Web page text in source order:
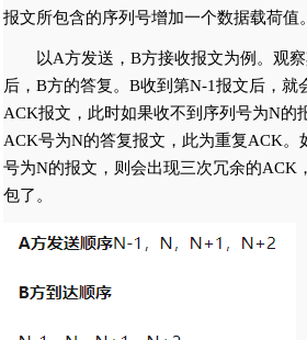
报文所包含的序列号增加一个数据载荷值。
以A方发送，B方接收报文为例。观
后，B方的答复。B收到第N-1报文后，就
ACK报文，此时如果收不到序列号为N的
ACK号为N的答复报文，此为重复ACK。
号为N的报文，则会出现三次冗余的ACK
包了。